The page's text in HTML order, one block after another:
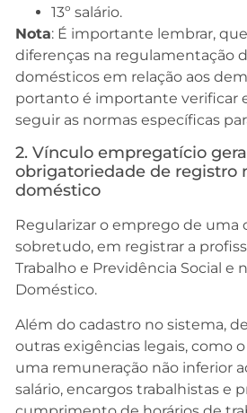
13º salário.
Nota: É importante lembrar,
diferenças na regulamentação
domésticos em relação aos
portanto é importante verificar
seguir as normas específicas
2. Vínculo empregatício
obrigatoriedade de registro
doméstico
Regularizar o emprego de uma
sobretudo, em registrar a
Trabalho e Previdência Social e
Doméstico.
Além do cadastro no sistema,
outras exigências legais, como
uma remuneração não inferior
salário, encargos trabalhistas e